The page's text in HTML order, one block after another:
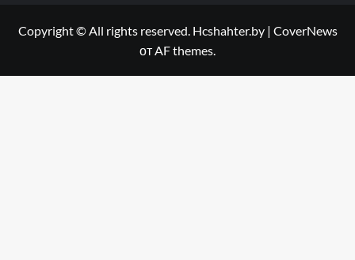
Copyright © All rights reserved. Hcshahter.by | CoverNews
от AF themes.